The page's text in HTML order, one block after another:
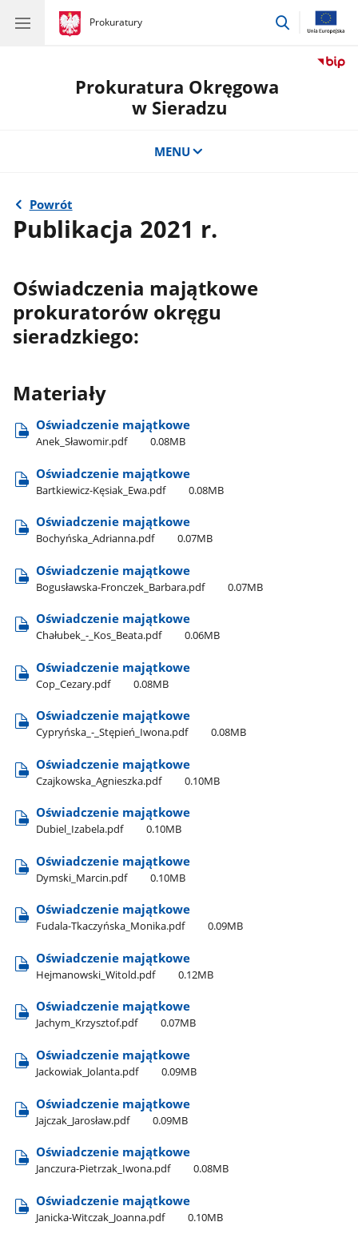
gov.pl
Prokuratury
gov.pl
Prokuratury
przejdź
Prokuratura Okręgowa
w Sieradzu
MENU
Powrót
Publikacja 2021 r.
Oświadczenia majątkowe
prokuratorów okręgu
sieradzkiego:
Materiały
Oświadczenie majątkowe
Anek​_Sławomir.pdf 0.08MB
Oświadczenie majątkowe
Bartkiewicz-Kęsiak​_Ewa.pdf 0.08MB
Oświadczenie majątkowe
Bochyńska​_Adrianna.pdf 0.07MB
Oświadczenie majątkowe
Bogusławska-Fronczek​_Barbara.pdf 0.07MB
Oświadczenie majątkowe
Chałubek​_-​_Kos​_Beata.pdf 0.06MB
Oświadczenie majątkowe
Cop​_Cezary.pdf 0.08MB
Oświadczenie majątkowe
Cypryńska​_-​_Stępień​_Iwona.pdf 0.08MB
Oświadczenie majątkowe
Czajkowska​_Agnieszka.pdf 0.10MB
Oświadczenie majątkowe
Dubiel​_Izabela.pdf 0.10MB
Oświadczenie majątkowe
Dymski​_Marcin.pdf 0.10MB
Oświadczenie majątkowe
Fudala-Tkaczyńska​_Monika.pdf 0.09MB
Oświadczenie majątkowe
Hejmanowski​_Witold.pdf 0.12MB
Oświadczenie majątkowe
Jachym​_Krzysztof.pdf 0.07MB
Oświadczenie majątkowe
Jackowiak​_Jolanta.pdf 0.09MB
Oświadczenie majątkowe
Jajczak​_Jarosław.pdf 0.09MB
Oświadczenie majątkowe
Janczura-Pietrzak​_Iwona.pdf 0.08MB
Oświadczenie majątkowe
Janicka-Witczak​_Joanna.pdf 0.10MB